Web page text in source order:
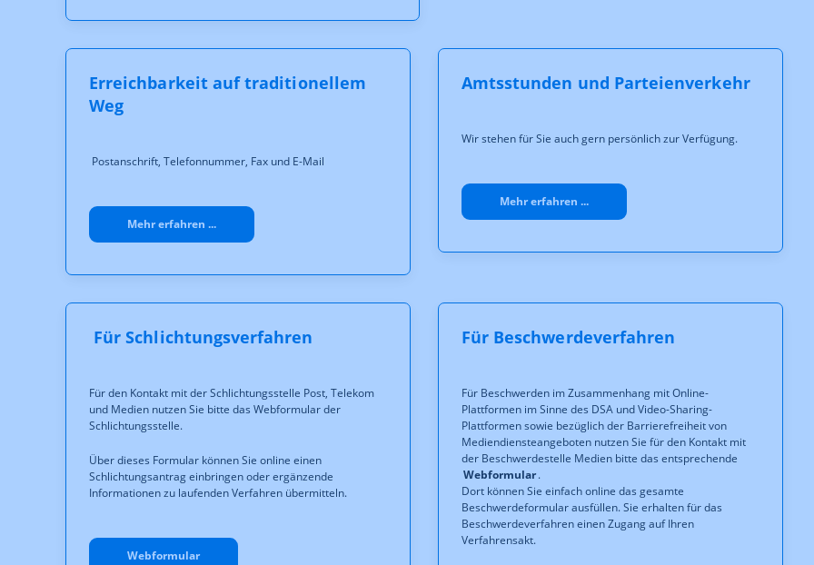
Erreichbarkeit auf traditionellem
Weg
Postanschrift, Telefonnummer, Fax und E-Mail
Mehr erfahren ...
Amtsstunden und Parteienverkehr
Wir stehen für Sie auch gern persönlich zur Verfügung.
Mehr erfahren ...
Für Schlichtungsverfahren
Für den Kontakt mit der Schlichtungsstelle Post, Telekom
und Medien nutzen Sie bitte das Webformular der
Schlichtungsstelle.
Über dieses Formular können Sie online einen
Schlichtungsantrag einbringen oder ergänzende
Informationen zu laufenden Verfahren übermitteln.
Webformular
Für Beschwerdeverfahren
Für Beschwerden im Zusammenhang mit Online-
Plattformen im Sinne des DSA und Video-Sharing-
Plattformen sowie bezüglich der Barrierefreiheit von
Mediendiensteangeboten nutzen Sie für den Kontakt mit
der Beschwerdestelle Medien bitte das entsprechende
Webformular.
Dort können Sie einfach online das gesamte
Beschwerdeformular ausfüllen. Sie erhalten für das
Beschwerdeverfahren einen Zugang auf Ihren
Verfahrensakt.